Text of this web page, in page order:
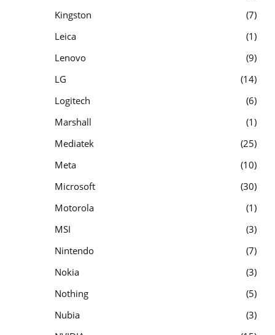
Kingston
7
Leica
1
Lenovo
9
LG
14
Logitech
6
Marshall
1
Mediatek
25
Meta
10
Microsoft
30
Motorola
1
MSI
3
Nintendo
7
Nokia
3
Nothing
5
Nubia
3